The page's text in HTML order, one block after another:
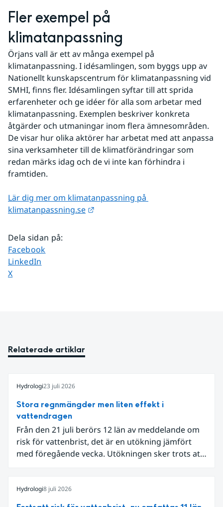
Fler exempel på
klimatanpassning
Örjans vall är ett av många exempel på
klimatanpassning. I idésamlingen, som byggs upp av
Nationellt kunskapscentrum för klimatanpassning vid
SMHI, finns fler. Idésamlingen syftar till att sprida
erfarenheter och ge idéer för alla som arbetar med
klimatanpassning. Exemplen beskriver konkreta
åtgärder och utmaningar inom flera ämnesområden.
De visar hur olika aktörer har arbetat med att anpassa
sina verksamheter till de klimatförändringar som
redan märks idag och de vi inte kan förhindra i
framtiden.
Lär dig mer om klimatanpassning på
klimatanpassning.se
Dela sidan på:
Dela sidan på
Facebook
Dela sidan på
LinkedIn
Dela sidan på
X
Relaterade artiklar
Hydrologi23 juli 2026
Stora regnmängder men liten effekt i
vattendragen
Från den 21 juli berörs 12 län av meddelande om
risk för vattenbrist, det är en utökning jämfört
med föregående vecka. Utökningen sker trots att
och att det på en del håll då kom rikliga
nederbördsmängder.
Hydrologi8 juli 2026